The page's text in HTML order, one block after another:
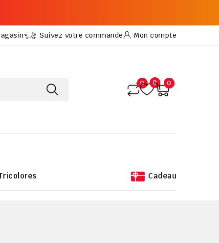
Suivez votre commande Mon compte
0 0 0
Cadeau